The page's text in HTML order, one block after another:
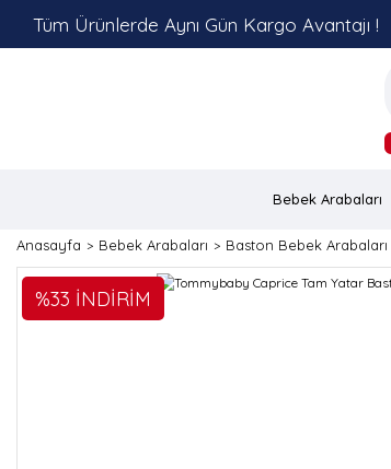
Tüm Ürünlerde Aynı Gün Kargo Avantajı !
Bebek Arabaları
Anasayfa Bebek Arabaları Baston Bebek Arabaları
%33 İNDİRİM